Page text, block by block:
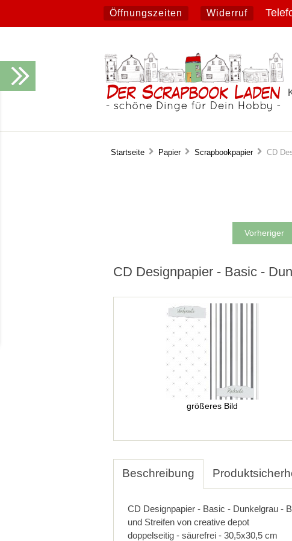
Öffnungszeiten Widerruf
Startseite Papier Scrapbookpapier CD
Vorheriger
CD Designpapier - Basic -
größeres Bild
Beschreibung
CD Designpapier - Basic - Dunkelgrau -
und Streifen von creative depot
doppelseitig - säurefrei - 30,5x30,5 cm